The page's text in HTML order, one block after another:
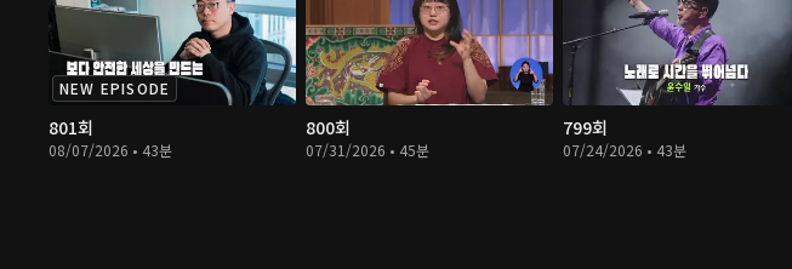
NEW EPISODE
801회
08/07/2026 • 43분
800회
07/31/2026 • 45분
799회
07/24/2026 • 43분